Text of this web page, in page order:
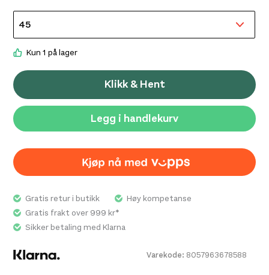
Kun 1 på lager
Klikk & Hent
Legg i handlekurv
Varekode: 8057963678588
Gratis retur i butikk
Høy kompetanse
Gratis frakt over 999 kr*
Sikker betaling med Klarna